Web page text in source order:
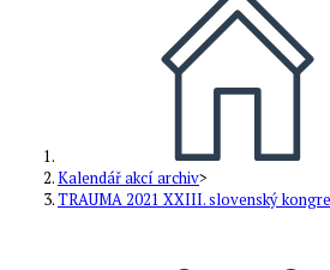
Kalendář akcí archiv>
TRAUMA 2021 XXIII. slovenský